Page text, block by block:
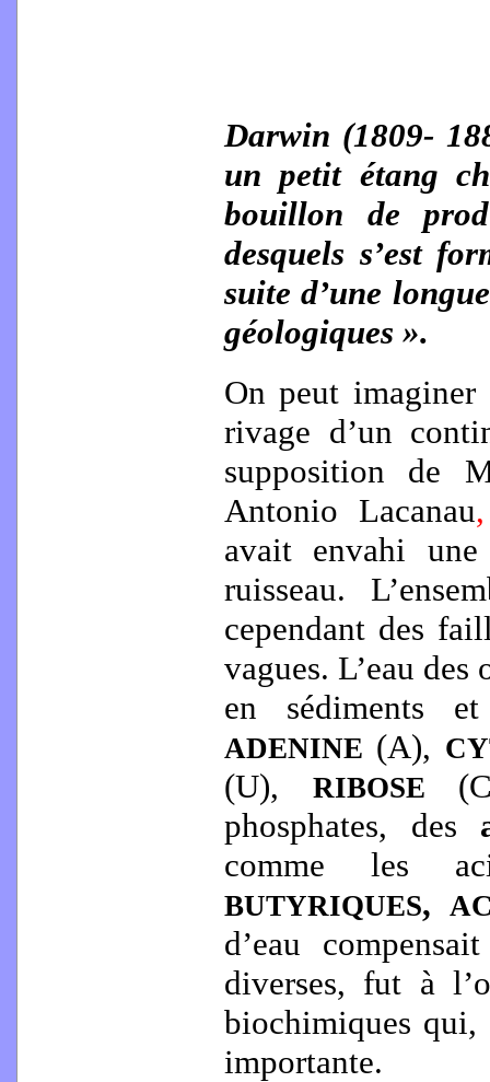
Darwin (1809-
un petit étang
bouillon de
desquels s’est
suite d’une
géologiques ».
On peut imaginer
rivage d’un
supposition de
Antonio Lacanau
avait envahi
ruisseau.
cependant des
vagues. L’eau
en sédiments
ADENINE (A),
(U),RIBOSE
phosphates, des
comme les
BUTYRIQUES,
d’eau
diverses, fut à
biochimiques
importante.